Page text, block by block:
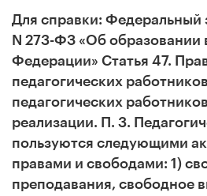
Для справки: Федеральный
N 273-ФЗ «Об образовании
Федерации» Статья 47.
педагогических
педагогических
реализации. П. 3.
пользуются следующими
правами и свободами: 1)
преподавания, свободное